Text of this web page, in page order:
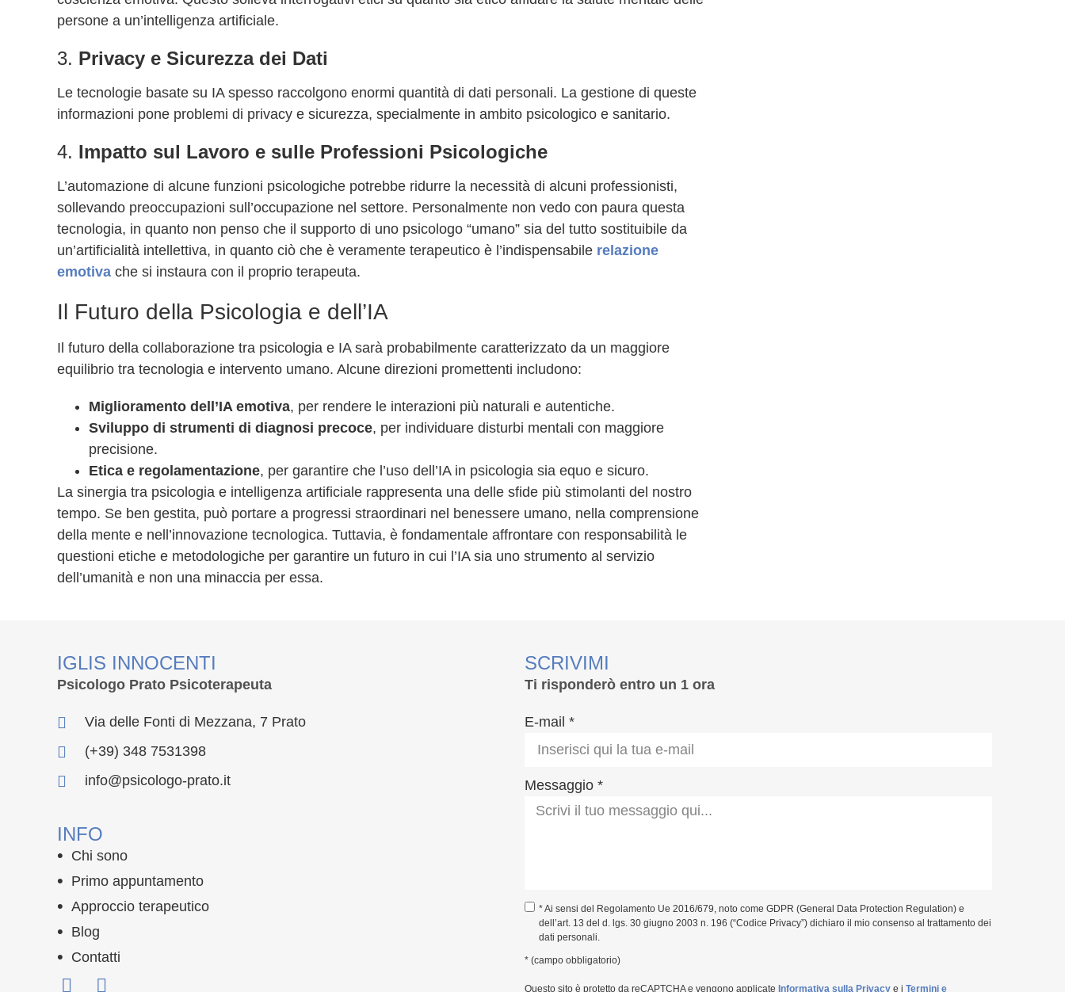
persone a un’intelligenza artificiale.
3. Privacy e Sicurezza dei Dati
Le tecnologie basate su IA spesso raccolgono enormi quantità di dati personali. La gestione di queste
informazioni pone problemi di privacy e sicurezza, specialmente in ambito psicologico e sanitario.
4. Impatto sul Lavoro e sulle Professioni Psicologiche
L’automazione di alcune funzioni psicologiche potrebbe ridurre la necessità di alcuni professionisti,
sollevando preoccupazioni sull’occupazione nel settore. Personalmente non vedo con paura questa
tecnologia, in quanto non penso che il supporto di uno psicologo “umano” sia del tutto sostituibile da
un’artificialità intellettiva, in quanto ciò che è veramente terapeutico è l’indispensabile relazione
emotiva che si instaura con il proprio terapeuta.
Il Futuro della Psicologia e dell’IA
Il futuro della collaborazione tra psicologia e IA sarà probabilmente caratterizzato da un maggiore
equilibrio tra tecnologia e intervento umano. Alcune direzioni promettenti includono:
Miglioramento dell’IA emotiva, per rendere le interazioni più naturali e autentiche.
Sviluppo di strumenti di diagnosi precoce, per individuare disturbi mentali con maggiore
precisione.
Etica e regolamentazione, per garantire che l’uso dell’IA in psicologia sia equo e sicuro.
La sinergia tra psicologia e intelligenza artificiale rappresenta una delle sfide più stimolanti del nostro
tempo. Se ben gestita, può portare a progressi straordinari nel benessere umano, nella comprensione
della mente e nell’innovazione tecnologica. Tuttavia, è fondamentale affrontare con responsabilità le
questioni etiche e metodologiche per garantire un futuro in cui l’IA sia uno strumento al servizio
dell’umanità e non una minaccia per essa.
IGLIS INNOCENTI
Psicologo Prato Psicoterapeuta
Via delle Fonti di Mezzana, 7 Prato
(+39) 348 7531398
info@psicologo-prato.it
INFO
Chi sono
Primo appuntamento
Approccio terapeutico
Blog
Contatti
SCRIVIMI
Ti risponderò entro un 1 ora
E-mail *
Messaggio *
* Ai sensi del Regolamento Ue 2016/679, noto come GDPR (General Data Protection Regulation) e
dell’art. 13 del d. lgs. 30 giugno 2003 n. 196 (“Codice Privacy”) dichiaro il mio consenso al trattamento dei
dati personali.
* (campo obbligatorio)
Questo sito è protetto da reCAPTCHA e vengono applicate Informativa sulla Privacy e i Termini e